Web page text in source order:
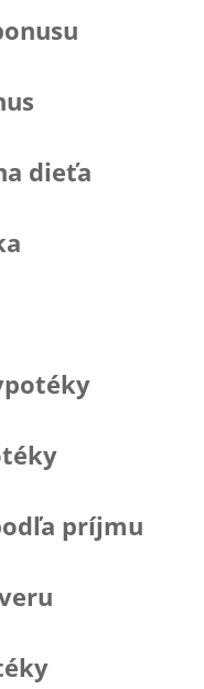
dieťa
príjmu